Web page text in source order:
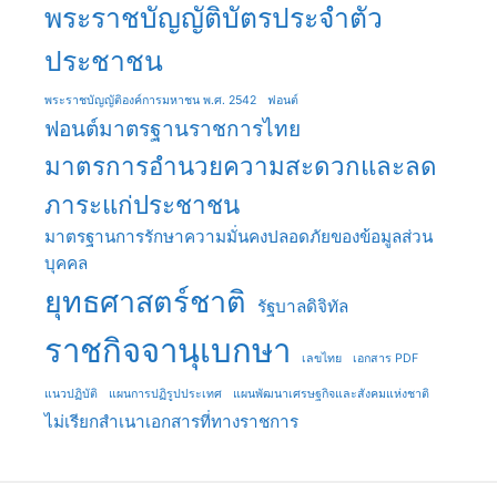
พระราชบัญญัติบัตรประจำตัว
ประชาชน
พระราชบัญญัติองค์การมหาชน พ.ศ. 2542 ฟอนต์
ฟอนต์มาตรฐานราชการไทย
มาตรการอำนวยความสะดวกและลด
ภาระแก่ประชาชน
มาตรฐานการรักษาความมั่นคงปลอดภัยของข้อมูลส่วน
บุคคล
ยุทธศาสตร์ชาติ รัฐบาลดิจิทัล
ราชกิจจานุเบกษา เลขไทย เอกสาร PDF
แนวปฏิบัติ แผนการปฏิรูปประเทศ แผนพัฒนาเศรษฐกิจและสังคมแห่งชาติ
ไม่เรียกสำเนาเอกสารที่ทางราชการ